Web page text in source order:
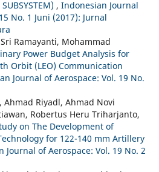
, Indonesian Journal
No. 1 Juni (2017): Jurnal
Ramayanti, Mohammad
Power Budget Analysis for
Orbit (LEO) Communication
Journal of Aerospace: Vol. 19 No.
Riyadl, Ahmad Novi
Robertus Heru Triharjanto,
on The Development of
for 122-140 mm Artillery
Journal of Aerospace: Vol. 19 No. 2